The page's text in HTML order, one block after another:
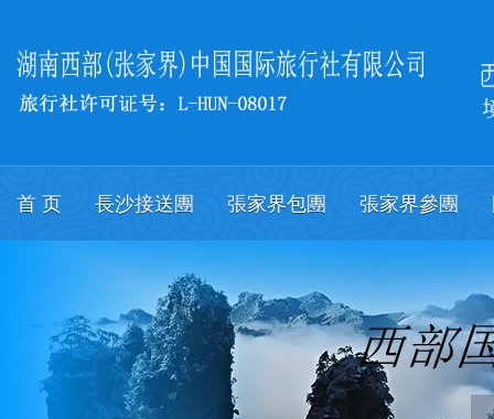
首 页 長沙接送團 張家界包團 張家界參團